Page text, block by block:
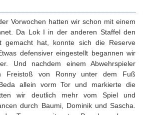
Vorwochen hatten wir schon mit einem
Da Lok I in der anderen Staffel den
gemacht hat, konnte sich die Reserve
defensiver eingestellt begannen wir
Und nachdem einem Abwehrspieler
Freistoß von Ronny unter dem Fuß
allein vorm Tor und markierte die
wir deutlich mehr vom Spiel und
durch Baumi, Dominik und Sascha.